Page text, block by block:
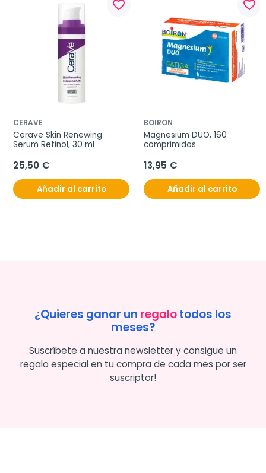
favorite_border
CERAVE
Cerave Skin Renewing
Serum Retinol, 30 ml
25,50 €
Añadir al carrito
favorite_border
BOIRON
Magnesium DUO, 160
comprimidos
13,95 €
Añadir al carrito
¿Quieres ganar un regalotodos los
meses?
Suscríbete a nuestra newsletter y consigue un
regalo especial en tu compra de cada mes por ser
suscriptor!